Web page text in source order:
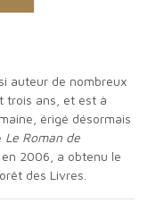
trois ans, et est à
érigé désormais
Le Roman de
2006, a obtenu le
des Livres.